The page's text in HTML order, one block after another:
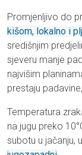
Promjenljivo do
kišom, lokalno i
središnjim
sjeveru manje
najvišim
prestaju
Temperatura
na jugu preko
subotu u jačanju,